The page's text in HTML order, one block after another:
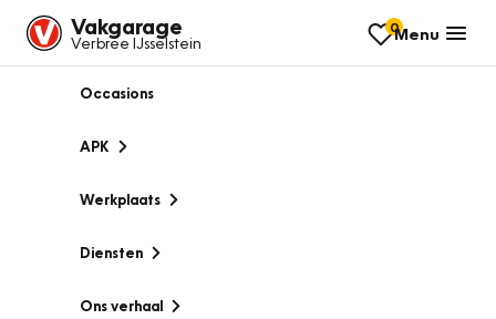
Vakgarage
Verbree IJsselstein
0Menu
Occasions
APK
Werkplaats
Diensten
Ons verhaal